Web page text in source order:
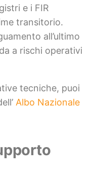
e i FIR
transitorio.
all’ultimo
a rischi operativi
tecniche, puoi
Albo Nazionale